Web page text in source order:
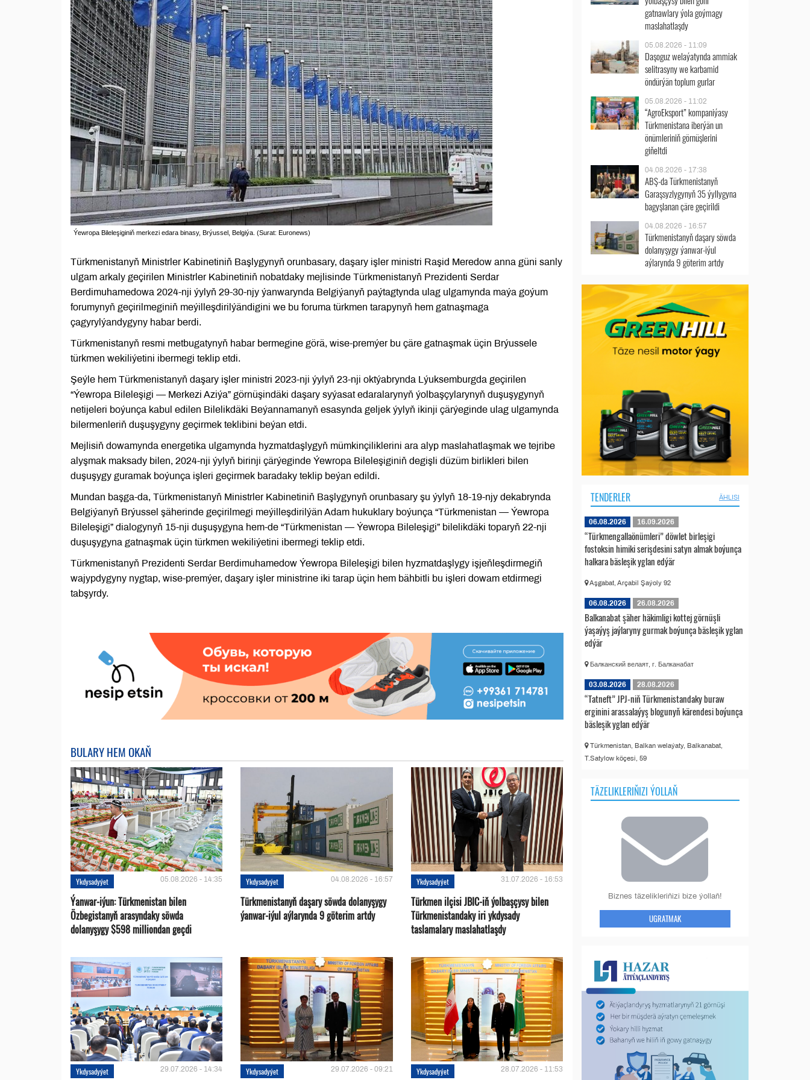
Ýewropa Bileleşiginiň merkezi edara binasy, Brýussel, Belgiýa. (Surat: Euronews)
Türkmenistanyň Ministrler Kabinetiniň Başlygynyň orunbasary, daşary işler ministri Raşid Meredow anna güni sanly
ulgam arkaly geçirilen Ministrler Kabinetiniň nobatdaky mejlisinde Türkmenistanyň Prezidenti Serdar
Berdimuhamedowa 2024-nji ýylyň 29-30-njy ýanwarynda Belgiýanyň paýtagtynda ulag ulgamynda maýa goýum
forumynyň geçirilmeginiň meýilleşdirilýändigini we bu foruma türkmen tarapynyň hem gatnaşmaga
çagyrylýandygyny habar berdi.
Türkmenistanyň resmi metbugatynyň habar bermegine görä, wise-premýer bu çäre gatnaşmak üçin Brýussele
türkmen wekiliýetini ibermegi teklip etdi.
Şeýle hem Türkmenistanyň daşary işler ministri 2023-nji ýylyň 23-nji oktýabrynda Lýuksemburgda geçirilen
“Ýewropa Bileleşigi — Merkezi Aziýa” görnüşindäki daşary syýasat edaralarynyň ýolbaşçylarynyň duşuşygynyň
netijeleri boýunça kabul edilen Bilelikdäki Beýannamanyň esasynda geljek ýylyň ikinji çärýeginde ulag ulgamynda
bilermenleriň duşuşygyny geçirmek teklibini beýan etdi.
Mejlisiň dowamynda energetika ulgamynda hyzmatdaşlygyň mümkinçiliklerini ara alyp maslahatlaşmak we tejribe
alyşmak maksady bilen, 2024-nji ýylyň birinji çärýeginde Ýewropa Bileleşiginiň degişli düzüm birlikleri bilen
duşuşygy guramak boýunça işleri geçirmek baradaky teklip beýan edildi.
Mundan başga-da, Türkmenistanyň Ministrler Kabinetiniň Başlygynyň orunbasary şu ýylyň 18-19-njy dekabrynda
Belgiýanyň Brýussel şäherinde geçirilmegi meýilleşdirilýän Adam hukuklary boýunça “Türkmenistan — Ýewropa
Bileleşigi” dialogynyň 15-nji duşuşygyna hem-de “Türkmenistan — Ýewropa Bileleşigi” bilelikdäki toparyň 22-nji
duşuşygyna gatnaşmak üçin türkmen wekiliýetini ibermegi teklip etdi.
Türkmenistanyň Prezidenti Serdar Berdimuhamedow Ýewropa Bileleşigi bilen hyzmatdaşlygy işjeňleşdirmegiň
wajypdygyny nygtap, wise-premýer, daşary işler ministrine iki tarap üçin hem bähbitli bu işleri dowam etdirmegi
tabşyrdy.
BULARY HEM OKAŇ
Ykdysadyýet 05.08.2026 - 14:35
Ýanwar-iýun: Türkmenistan bilen
Özbegistanyň arasyndaky söwda
dolanyşygy $598 milliondan geçdi
Ykdysadyýet 04.08.2026 - 16:57
Türkmenistanyň daşary söwda dolanyşygy
ýanwar-iýul aýlarynda 9 göterim artdy
Ykdysadyýet 31.07.2026 - 16:53
Türkmen ilçisi JBIC-iň ýolbaşçysy bilen
Türkmenistandaky iri ykdysady
taslamalary maslahatlaşdy
Ykdysadyýet 29.07.2026 - 14:34 Ykdysadyýet 29.07.2026 - 09:21 Ykdysadyýet 28.07.2026 - 11:53
gatnawlary ýola goýmagy
maslahatlaşdy
05.08.2026 - 11:09
Daşoguz welaýatynda ammiak
selitrasyny we karbamid
öndürýän toplum gurlar
05.08.2026 - 11:02
“AgroEksport” kompaniýasy
Türkmenistana iberýän un
önümleriniň görnüşlerini
giňeltdi
04.08.2026 - 17:38
ABŞ-da Türkmenistanyň
Garaşsyzlygynyň 35 ýyllygyna
bagyşlanan çäre geçirildi
04.08.2026 - 16:57
Türkmenistanyň daşary söwda
dolanyşygy ýanwar-iýul
aýlarynda 9 göterim artdy
TENDERLER ÄHLISI
06.08.2026 16.09.2026
“Türkmengallaönümleri” döwlet birleşigi
fostoksin himiki serişdesini satyn almak boýunça
halkara bäsleşik yglan edýär
Aşgabat, Arçabil Şaýoly 92
06.08.2026 26.08.2026
Balkanabat şäher häkimligi kottej görnüşli
ýaşaýyş jaýlaryny gurmak boýunça bäsleşik yglan
edýär
Балканский велаят, г. Балканабат
03.08.2026 28.08.2026
“Tatneft” JPJ-niň Türkmenistandaky buraw
erginini arassalaýyş blogunyň kärendesi boýunça
bäsleşik yglan edýär
Türkmenistan, Balkan welaýaty, Balkanabat,
T.Satylow köçesi, 59
TÄZELIKLERIŇIZI ÝOLLAŇ
Biznes täzelikleriňizi bize ýollaň!
UGRATMAK